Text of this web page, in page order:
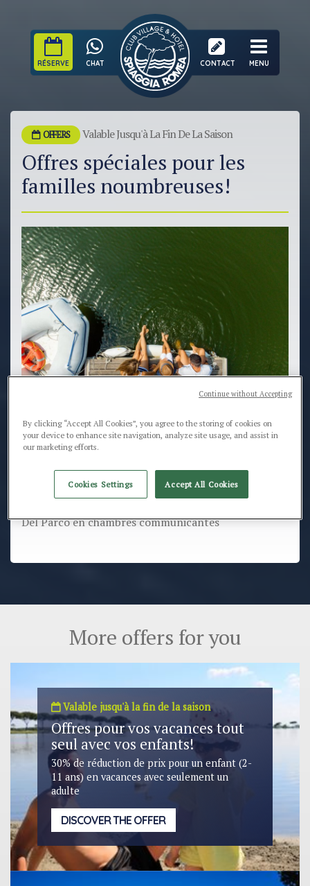
RÉSERVE CHAT CONTACT MENU
OFFERS Valable Jusqu'à La Fin De La Saison
Offres spéciales pour les
familles noumbreuses!
une offre à ne pas manquer pour vos vacances
Del Parco en chambres communicantes
More offers for you
Valable jusqu'à la fin de la saison
Offres pour vos vacances tout
seul avec vos enfants!
30% de réduction de prix pour un enfant (2-
11 ans) en vacances avec seulement un
adulte
DISCOVER THE OFFER
By clicking “Accept All Cookies”, you agree to the storing of cookies on
your device to enhance site navigation, analyze site usage, and assist in
our marketing efforts.
Cookies Settings Accept All Cookies
Continue without Accepting